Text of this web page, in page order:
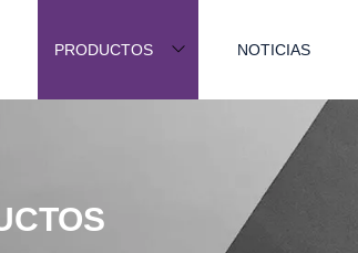
PRODUCTOS NOTICIAS